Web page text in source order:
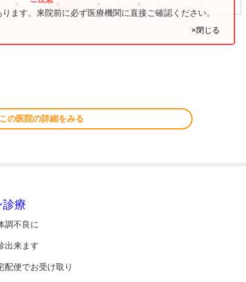
ます。来院前に必ず医療機関に直接ご確認ください。
×閉じる
この医院の詳細をみる
診療
調不良に
出来ます
配便でお受け取り